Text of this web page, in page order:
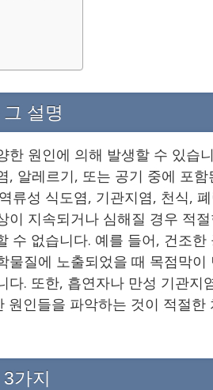
설명
한 원인에 의해 발생할 수 있습
, 알레르기, 또는 공기 중에 포
류성 식도염, 기관지염, 천식,
이 지속되거나 심해질 경우 적
수 없습니다. 예를 들어, 건조한
물질에 노출되었을 때 목점막이
다. 또한, 흡연자나 만성 기관지
원인들을 파악하는 것이 적절한
가지